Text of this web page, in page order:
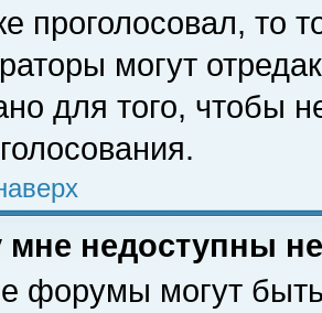
проголосовал, то
могут
для того, чтобы
мне недоступны
форумы могут